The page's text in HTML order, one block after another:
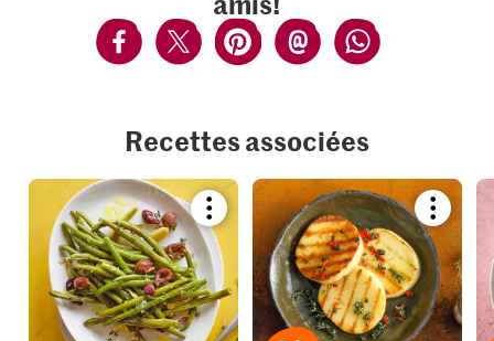
Recettes associées
Bookmark
recipe
or
add
to
your
collections.
recipe
or
add
it
to
your